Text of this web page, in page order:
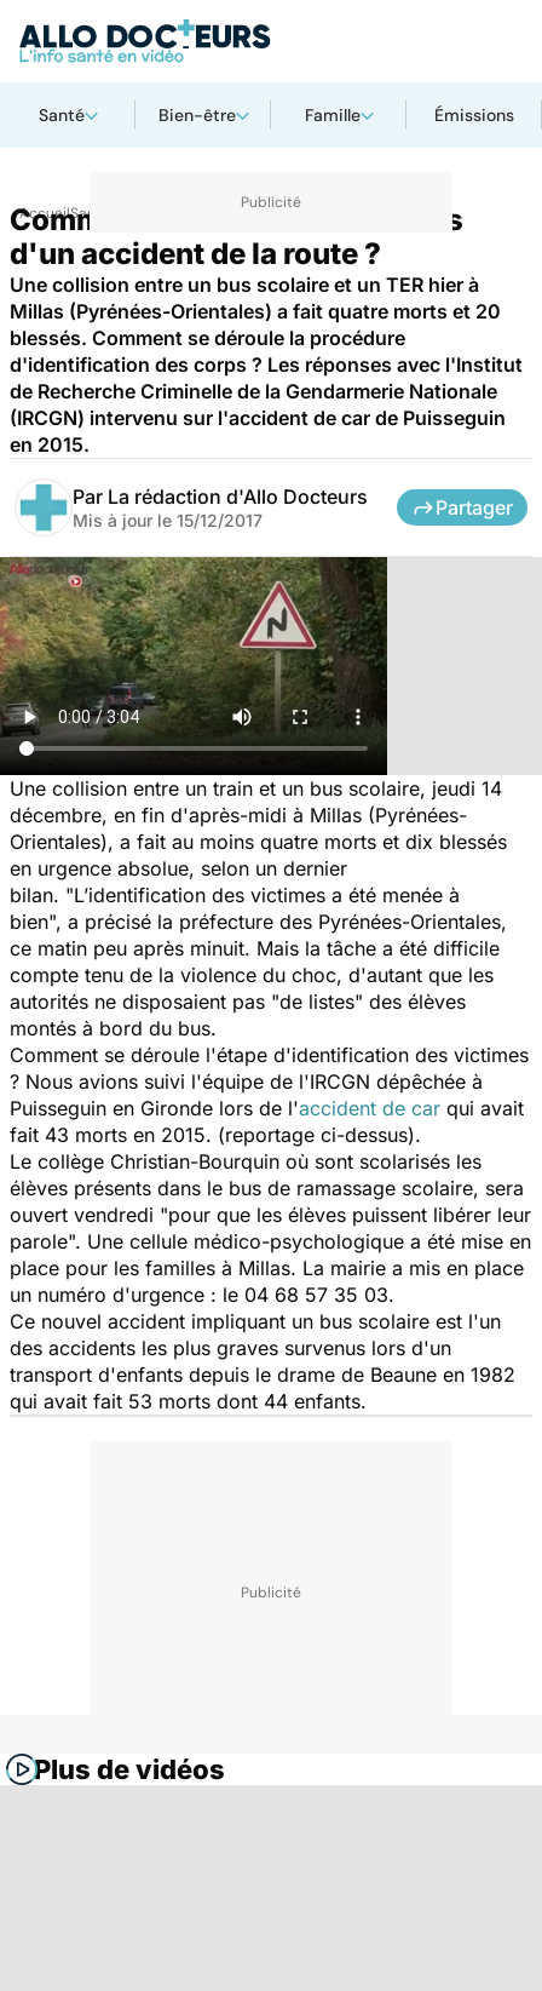
Santé Bien-être Famille Émissions
AccueilSanté
Comment identifier les victimes
d'un accident de la route ?
Une collision entre un bus scolaire et un TER hier à
Millas (Pyrénées-Orientales) a fait quatre morts et 20
blessés. Comment se déroule la procédure
d'identification des corps ? Les réponses avec l'Institut
de Recherche Criminelle de la Gendarmerie Nationale
(IRCGN) intervenu sur l'accident de car de Puisseguin
en 2015.
Par La rédaction d'Allo Docteurs
Mis à jour le 15/12/2017
Partager
Une collision entre un train et un bus scolaire, jeudi 14
décembre, en fin d'après-midi à Millas (Pyrénées-
Orientales), a fait au moins quatre morts et dix blessés
en urgence absolue, selon un dernier
bilan. "L’identification des victimes a été menée à
bien", a précisé la préfecture des Pyrénées-Orientales,
ce matin peu après minuit. Mais la tâche a été difficile
compte tenu de la violence du choc, d'autant que les
autorités ne disposaient pas "de listes" des élèves
montés à bord du bus.
Comment se déroule l'étape d'identification des victimes
? Nous avions suivi l'équipe de l'IRCGN dépêchée à
Puisseguin en Gironde lors de l'accident de car qui avait
fait 43 morts en 2015. (reportage ci-dessus).
Le collège Christian-Bourquin où sont scolarisés les
élèves présents dans le bus de ramassage scolaire, sera
ouvert vendredi "pour que les élèves puissent libérer leur
parole". Une cellule médico-psychologique a été mise en
place pour les familles à Millas. La mairie a mis en place
un numéro d'urgence : le 04 68 57 35 03.
Ce nouvel accident impliquant un bus scolaire est l'un
des accidents les plus graves survenus lors d'un
transport d'enfants depuis le drame de Beaune en 1982
qui avait fait 53 morts dont 44 enfants.
Plus de vidéos